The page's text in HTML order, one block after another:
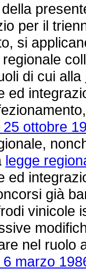
per il
si
di cui alla
ed
ottobre
legge
ed
già
vinicole
nel ruolo
marzo